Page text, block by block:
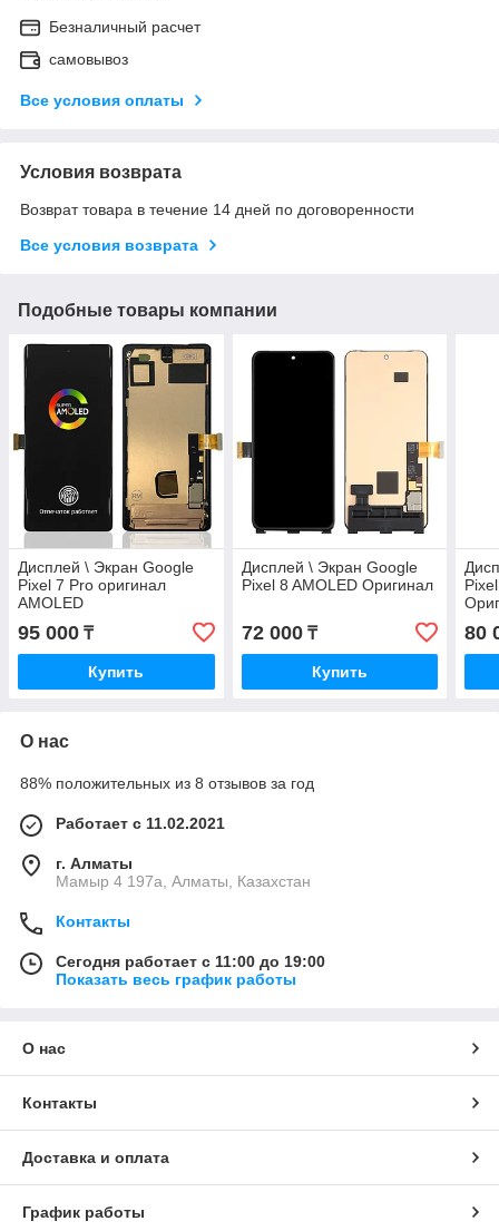
Безналичный расчет
самовывоз
Все условия оплаты
Условия возврата
Возврат товара в течение 14 дней по договоренности
Все условия возврата
Подобные товары компании
Дисплей \ Экран Google
Pixel 7 Pro оригинал
AMOLED
95 000 ₸
Купить
Дисплей \ Экран Google
Pixel 8 AMOLED Оригинал
72 000₸
Купить
80
О нас
88% положительных из 8 отзывов за год
Работает с 11.02.2021
г. Алматы
Мамыр 4 197а, Алматы, Казахстан
Контакты
Сегодня работает с 11:00 до 19:00
Показать весь график работы
О нас
Контакты
Доставка и оплата
График работы